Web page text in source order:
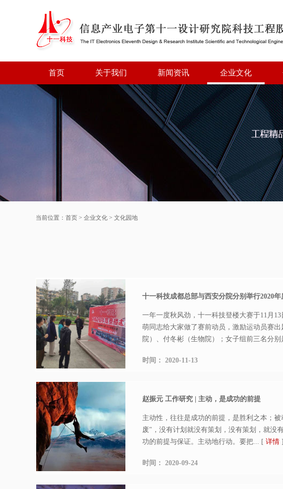
首页 关于我们 新闻资讯 企业文化
当前位置： 首页 > 企业文化 > 文化园地
十一科技成都总部与西安分院分别举行2020
一年一度秋风劲，十一科技登楼大赛于11月
萌同志给大家做了赛前动员，激励运动员赛
院）、付冬彬（生物院）；女子组前三名分别
时间： 2020-11-13
赵振元 工作研究 | 主动，是成功的前提
主动性，往往是成功的前提，是胜利之本；
废"，没有计划就没有策划，没有策划，就没
功的前提与保证。主动地行动。要把... [ 详情 ]
时间： 2020-09-24